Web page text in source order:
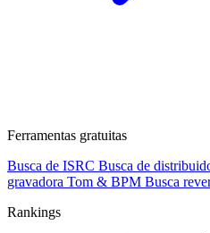
Ferramentas gratuitas
Busca de ISRC Busca de
gravadora Tom & BPM Busca
Rankings